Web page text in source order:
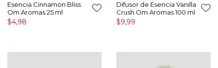
Esencia Cinnamon Bliss
Om Aromas 25 ml
$4,98
Difusor de Esencia Vanilla
Crush Om Aromas 100 ml
$9,99